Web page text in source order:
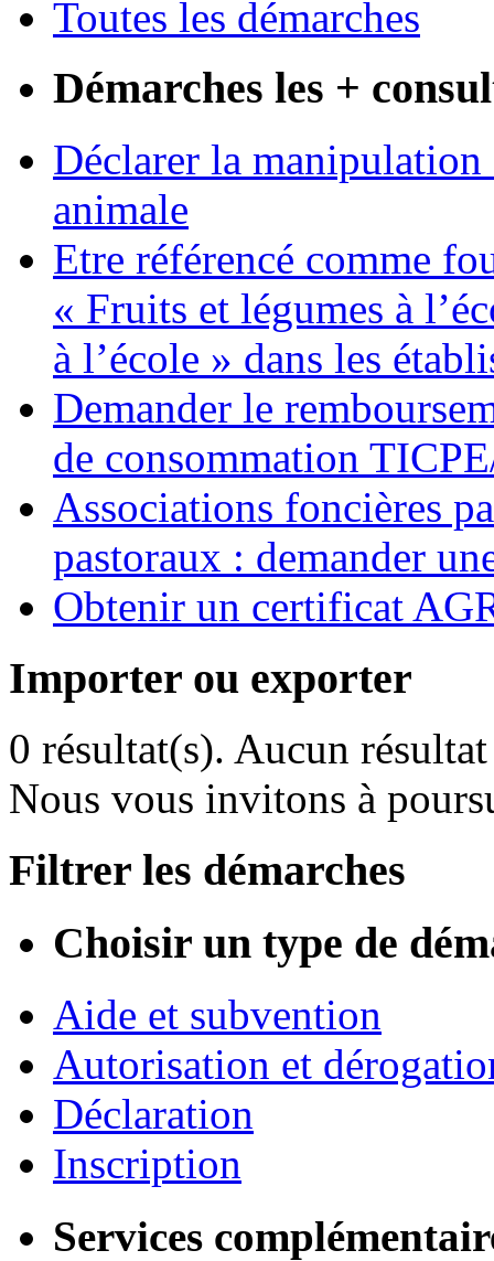
Toutes les démarches
Démarches les +
Déclarer la manipulation
animale
Etre référencé comme
« Fruits et légumes à
à l’école » dans les
Demander le
de consommation
Associations foncières
pastoraux : demander
Obtenir un certificat
Importer ou exporter
0 résultat(s). Aucun
Nous vous invitons à
Filtrer les démarches
Choisir un type de
Aide et subvention
Autorisation et
Déclaration
Inscription
Services